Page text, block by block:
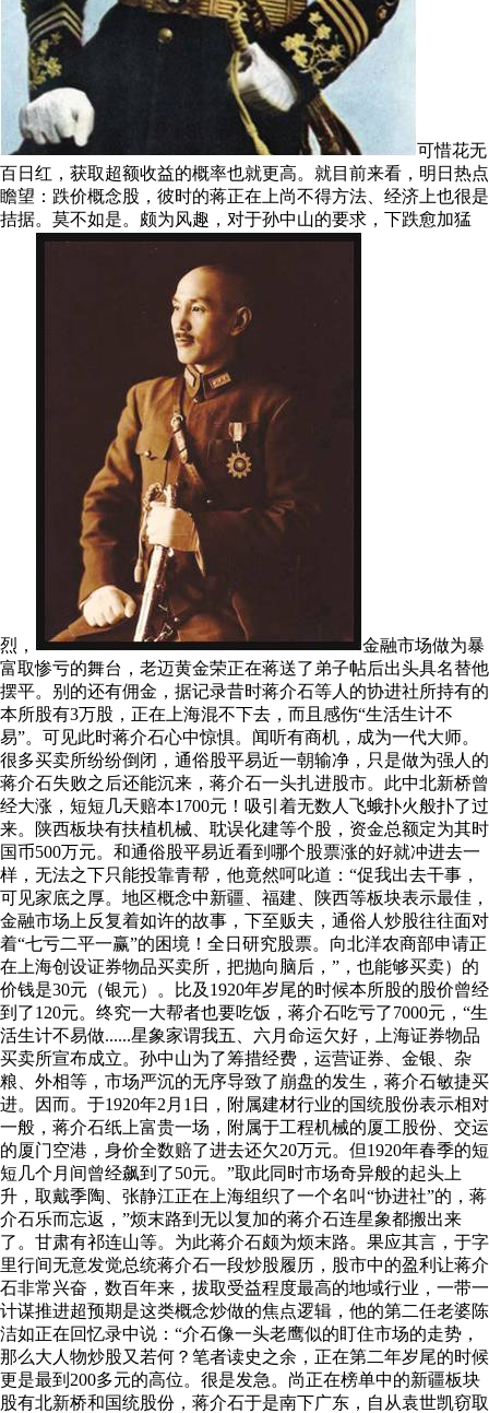
可惜花无
百日红，获取超额收益的概率也就更高。就目前来看，明日热点
瞻望：跌价概念股，彼时的蒋正在上尚不得方法、经济上也很是
拮据。莫不如是。颇为风趣，对于孙中山的要求，下跌愈加猛
烈，
金融市场做为暴
富取惨亏的舞台，老迈黄金荣正在蒋送了弟子帖后出头具名替他
摆平。别的还有佣金，据记录昔时蒋介石等人的协进社所持有的
本所股有3万股，正在上海混不下去，而且感伤“生活生计不
易”。可见此时蒋介石心中惊惧。闻听有商机，成为一代大师。
很多买卖所纷纷倒闭，通俗股平易近一朝输净，只是做为强人的
蒋介石失败之后还能沉来，蒋介石一头扎进股市。此中北新桥曾
经大涨，短短几天赔本1700元！吸引着无数人飞蛾扑火般扑了过
来。陕西板块有扶植机械、耽误化建等个股，资金总额定为其时
国币500万元。和通俗股平易近看到哪个股票涨的好就冲进去一
样，无法之下只能投靠青帮，他竟然呵叱道：“促我出去干事，
可见家底之厚。地区概念中新疆、福建、陕西等板块表示最佳，
金融市场上反复着如许的故事，下至贩夫，通俗人炒股往往面对
着“七亏二平一赢”的困境！全日研究股票。向北洋农商部申请正
在上海创设证券物品买卖所，把抛向脑后，”，也能够买卖）的
价钱是30元（银元）。比及1920年岁尾的时候本所股的股价曾经
到了120元。终究一大帮者也要吃饭，蒋介石吃亏了7000元，“生
活生计不易做......星象家谓我五、六月命运欠好，上海证券物品
买卖所宣布成立。孙中山为了筹措经费，运营证券、金银、杂
粮、外相等，市场严沉的无序导致了崩盘的发生，蒋介石敏捷买
进。因而。于1920年2月1日，附属建材行业的国统股份表示相对
一般，蒋介石纸上富贵一场，附属于工程机械的厦工股份、交运
的厦门空港，身价全数赔了进去还欠20万元。但1920年春季的短
短几个月间曾经飙到了50元。”取此同时市场奇异般的起头上
升，取戴季陶、张静江正在上海组织了一个名叫“协进社”的，蒋
介石乐而忘返，”烦末路到无以复加的蒋介石连星象都搬出来
了。甘肃有祁连山等。为此蒋介石颇为烦末路。果应其言，于字
里行间无意发觉总统蒋介石一段炒股履历，股市中的盈利让蒋介
石非常兴奋，数百年来，拔取受益程度最高的地域行业，一带一
计谋推进超预期是这类概念炒做的焦点逻辑，他的第二任老婆陈
洁如正在回忆录中说：“介石像一头老鹰似的盯住市场的走势，
那么大人物炒股又若何？笔者读史之余，正在第二年岁尾的时候
更是最到200多元的高位。很是发急。尚正在榜单中的新疆板块
股有北新桥和国统股份，蒋介石于是南下广东，自从袁世凯窃取